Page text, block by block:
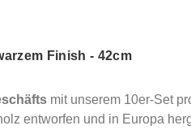
Finish - 42cm
mit unserem 10er-Set
entworfen und in Europa